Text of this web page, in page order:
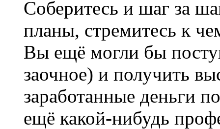
Соберитесь и шаг за
планы, стремитесь к
Вы ещё могли бы
заочное) и получить
заработанные деньги
ещё какой-нибудь